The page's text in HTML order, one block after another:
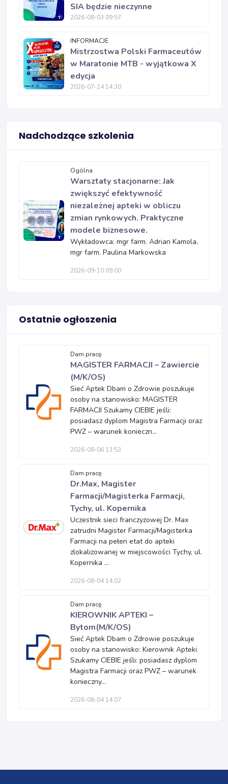
SIA będzie nieczynne
2026-08-03 09:57
INFORMACJE
Mistrzostwa Polski Farmaceutów
w Maratonie MTB - wyjątkowa X
edycja
2026-07-24 14:30
Nadchodzące szkolenia
Ogólna
Warsztaty stacjonarne: Jak
zwiększyć efektywność
niezależnej apteki w obliczu
zmian rynkowych. Praktyczne
modele biznesowe.
Wykładowca: mgr farm. Adrian Kamola,
mgr farm. Paulina Markowska
2026-09-10 09:00
Ostatnie ogłoszenia
Dam pracę
MAGISTER FARMACJI – Zawiercie
(M/K/OS)
Sieć Aptek Dbam o Zdrowie poszukuje
osoby na stanowisko: MAGISTER
FARMACJI Szukamy CIEBIE jeśli:
posiadasz dyplom Magistra Farmacji oraz
PWZ – warunek konieczn...
2026-08-06 13:53
Dam pracę
Dr.Max, Magister
Farmacji/Magisterka Farmacji,
Tychy, ul. Kopernika
Uczestnik sieci franczyzowej Dr. Max
zatrudni Magister Farmacji/Magisterka
Farmacji na pełen etat do apteki
zlokalizowanej w miejscowości Tychy, ul.
Kopernika ...
2026-08-04 14:02
Dam pracę
KIEROWNIK APTEKI –
Bytom(M/K/OS)
Sieć Aptek Dbam o Zdrowie poszukuje
osoby na stanowisko: Kierownik Apteki
Szukamy CIEBIE jeśli: posiadasz dyplom
Magistra Farmacji oraz PWZ – warunek
konieczny...
2026-08-04 14:07